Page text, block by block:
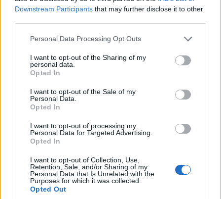
Downstream Participants that may further disclose it to other
Please note that this website/app uses one or more Google
not limited to your visit or usage behaviour. You may click to
grant or deny consent to Google and its third-party tags to
use your data for below specified purposes in below Google
consent section.
Personal Data Processing Opt Outs
I want to opt-out of the Sharing of my
personal data.
Opted In
I want to opt-out of the Sale of my
Personal Data.
Opted In
I want to opt-out of processing my
Personal Data for Targeted Advertising.
Opted In
I want to opt-out of Collection, Use,
Retention, Sale, and/or Sharing of my
Personal Data that Is Unrelated with the
Purposes for which it was collected.
Opted Out